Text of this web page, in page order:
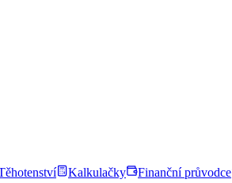
Kalkulačky Finanční průvodce